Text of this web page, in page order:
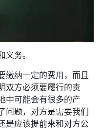
务。
缴纳一定的费用，而且
双方必须要履行的责
中可能会有很多的产
问题，对方是需要我们
是应该提前来和对方公